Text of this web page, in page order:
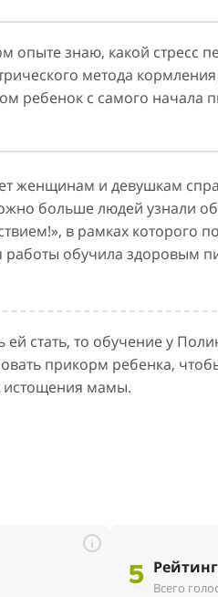
опыте знаю, какой стресс
метода
ребенок с самого начала
женщинам и девушкам
больше людей узнали об
в рамках которого
работы обучила здоровым
стать, то обучение у
прикорм ребенка,
истощения мамы.
i
5 Всего